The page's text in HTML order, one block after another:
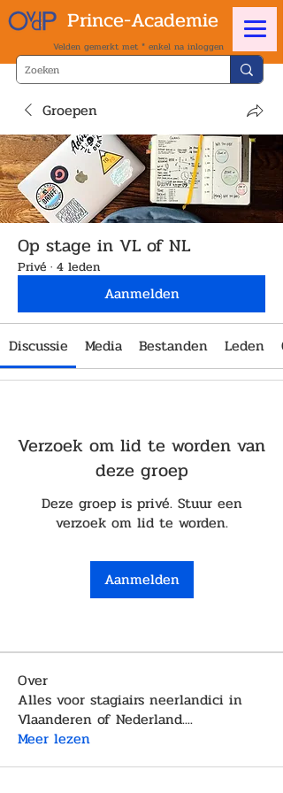
Prince-Academie
Velden gemerkt met * enkel na inloggen
Groepen
Op stage in VL of NL
Privé · 4 leden
Aanmelden
Discussie Media Bestanden Leden
Verzoek om lid te worden van
deze groep
Deze groep is privé. Stuur een
verzoek om lid te worden.
Aanmelden
Over
Alles voor stagiairs neerlandici in
Vlaanderen of Nederland....
Meer lezen